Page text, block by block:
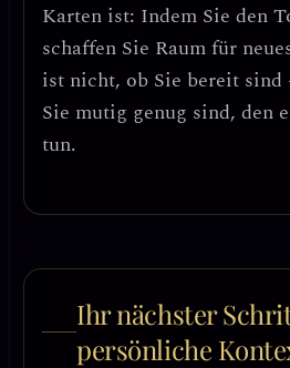
Karten ist: Indem Sie den
schaffen Sie Raum für
ist nicht, ob Sie bereit sind
Sie mutig genug sind, den
tun.
Ihr nächster
persönliche